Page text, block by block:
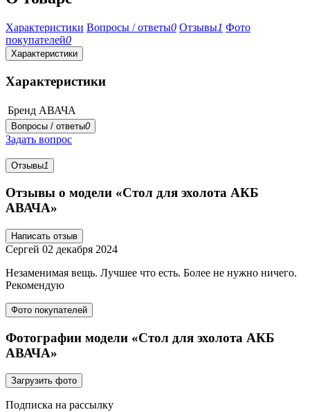
Характеристики Вопросы / ответы0 Отзывы1 Фото
покупателей0
Характеристики
Характеристики
Бренд АВАЧА
Вопросы / ответы0
Задать вопрос
Отзывы1
Отзывы о модели «Стол для эхолота АКБ
АВАЧА»
Написать отзыв
Сергей 02 декабря 2024
Незаменимая вещь. Лучшее что есть. Более не нужно ничего.
Рекомендую
Фото покупателей
Фотографии модели «Стол для эхолота АКБ
АВАЧА»
Загрузить фото
Подписка на рассылку